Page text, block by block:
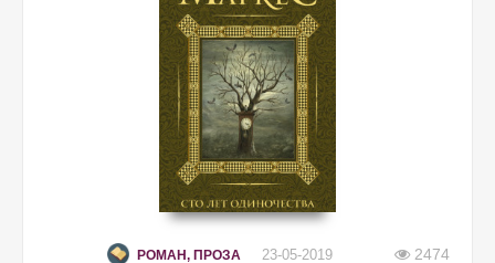
РОМАН, ПРОЗА 23-05-2019 2474